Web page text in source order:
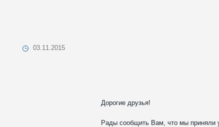
03.11.2015
Дорогие друзья!
Рады сообщить Вам, что мы приняли